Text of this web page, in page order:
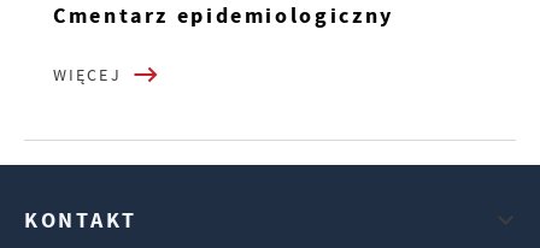
Cmentarz epidemiologiczny
WIĘCEJ
KONTAKT